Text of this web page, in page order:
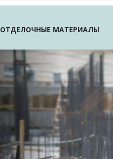
ОТДЕЛОЧНЫЕ МАТЕРИАЛЫ